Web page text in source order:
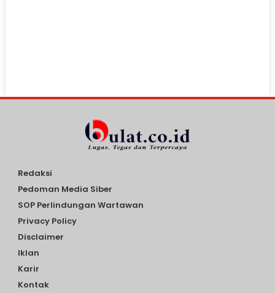
Redaksi
Pedoman Media Siber
SOP Perlindungan Wartawan
Privacy Policy
Disclaimer
Iklan
Karir
Kontak